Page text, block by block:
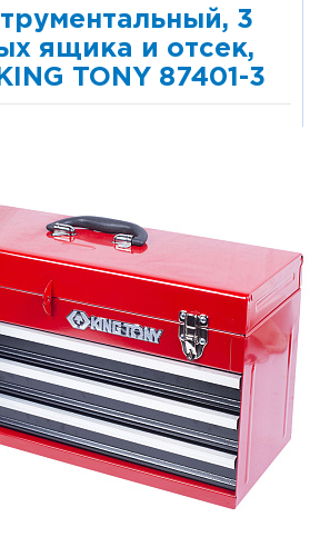
3
ящика и отсек,
TONY 87401-3